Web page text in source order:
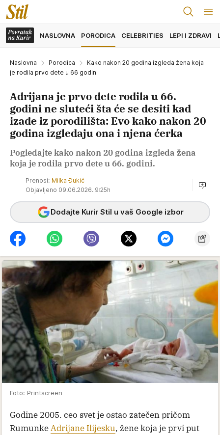
NASLOVNA PORODICA CELEBRITIES LEPI I ZDRAVI
Naslovna Porodica
Kako nakon 20 godina izgleda žena koja
je rodila prvo dete u 66 godini
Adrijana je prvo dete rodila u 66.
godini ne sluteći šta će se desiti kad
izađe iz porodilišta: Evo kako nakon 20
godina izgledaju ona i njena ćerka
Pogledajte kako nakon 20 godina izgleda žena
koja je rodila prvo dete u 66. godini.
Prenosi: Milka Đukić
Objavljeno 09.06.2026. 9:25h
Dodajte Kurir Stil u vaš Google izbor
Foto: Printscreen
Godine 2005. ceo svet je ostao zatečen pričom
RumunkeAdrijane Ilijesku, žene koja je prvi put